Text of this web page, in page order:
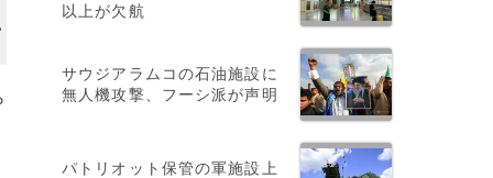
以上が欠航
サウジアラムコの石油施設に
無人機攻撃、フーシ派が声明
パトリオット保管の軍施設上